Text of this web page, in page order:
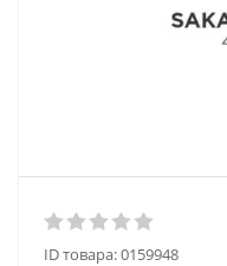
ID товара:0159948